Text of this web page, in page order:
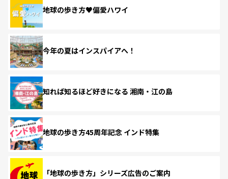
地球の歩き方♥偏愛ハワイ
今年の夏はインスパイアへ！
知れば知るほど好きになる 湘南・江の島
地球の歩き方45周年記念 インド特集
「地球の歩き方」シリーズ広告のご案内